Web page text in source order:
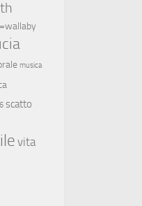
musica
scatto
vita